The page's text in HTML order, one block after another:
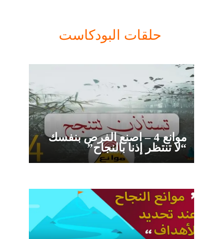
حلقات البودكاست
موانع 4 – اصنع الفرص بنفسك
“لا تنتظر إذنا بالنجاح”